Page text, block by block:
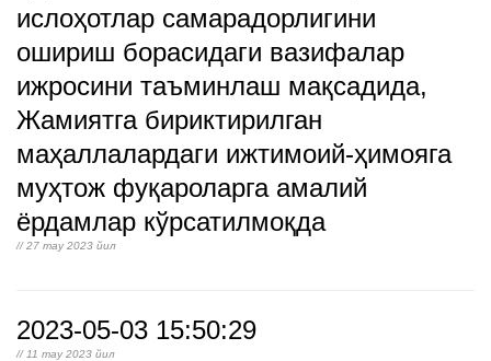
ислоҳотлар самарадорлигини
ошириш борасидаги вазифалар
ижросини таъминлаш мақсадида,
Жамиятга бириктирилган
маҳаллалардаги ижтимоий-ҳимояга
муҳтож фуқароларга амалий
ёрдамлар кўрсатилмоқда
// 27 may 2023 йил
2023-05-03 15:50:29
// 11 may 2023 йил